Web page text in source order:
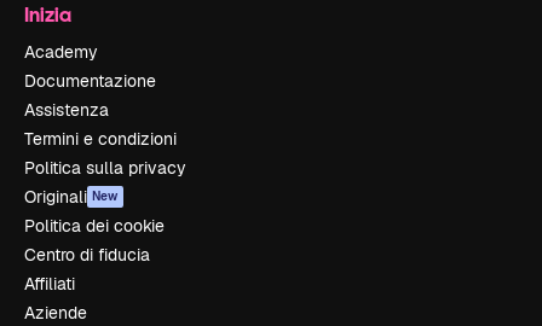
Inizia
Academy
Documentazione
Assistenza
Termini e condizioni
Politica sulla privacy
Originali New
Politica dei cookie
Centro di fiducia
Affiliati
Aziende